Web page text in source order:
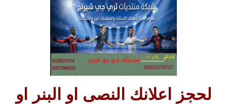
لحجز اعلانك النصى او البنر او